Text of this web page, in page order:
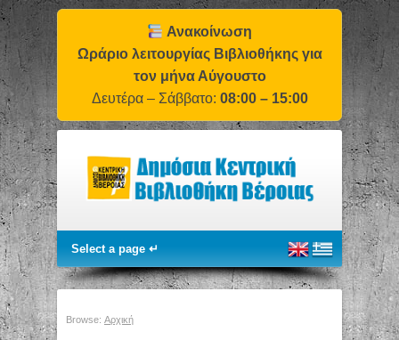
Ανακοίνωση
Ωράριο λειτουργίας Βιβλιοθήκης για
τον μήνα Αύγουστο
Δευτέρα – Σάββατο: 08:00 – 15:00
Browse: Αρχική